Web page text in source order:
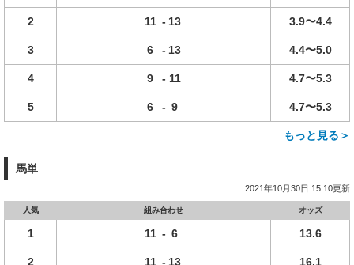
2 11 - 13 3.9〜4.4
3 6 - 13 4.4〜5.0
4 9 - 11 4.7〜5.3
5 6 - 9 4.7〜5.3
もっと見る＞
馬単
2021年10月30日 15:10更新
人気 組み合わせ オッズ
1 11 - 6 13.6
2 11 - 13 16.1